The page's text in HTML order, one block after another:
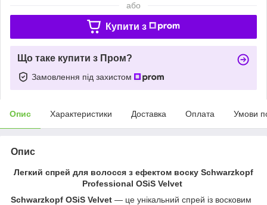
або
Купити з
Що таке купити з Пром?
Замовлення під захистом
Опис Характеристики Доставка Оплата Умови
Опис
Легкий спрей для волосся з ефектом воску Schwarzkopf
Professional OSiS Velvet
Schwarzkopf OSiS Velvet — це унікальний спрей із восковим